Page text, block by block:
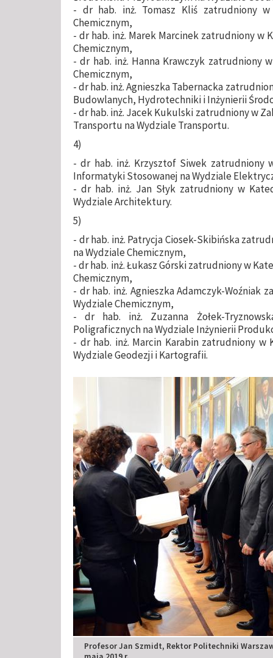
- dr hab. inż. Tomasz Kliś zatrudniony w
Chemicznym,
- dr hab. inż. Marek Marcinek zatrudniony w
Chemicznym,
- dr hab. inż. Hanna Krawczyk zatrudniony
Chemicznym,
- dr hab. inż. Agnieszka Tabernacka
Budowlanych, Hydrotechniki i Inżynierii
- dr hab. inż. Jacek Kukulski zatrudniony w
Transportu na Wydziale Transportu.
4)
- dr hab. inż. Krzysztof Siwek zatrudniony
Informatyki Stosowanej na Wydziale
- dr hab. inż. Jan Słyk zatrudniony w
Wydziale Architektury.
5)
- dr hab. inż. Patrycja Ciosek-Skibińska
na Wydziale Chemicznym,
- dr hab. inż. Łukasz Górski zatrudniony w
Chemicznym,
- dr hab. inż. Agnieszka Adamczyk-Woźniak
Wydziale Chemicznym,
- dr hab. inż. Zuzanna Żołek-
Poligraficznych na Wydziale Inżynierii
- dr hab. inż. Marcin Karabin zatrudniony w
Wydziale Geodezji i Kartografii.
Profesor Jan Szmidt, Rektor Politechniki